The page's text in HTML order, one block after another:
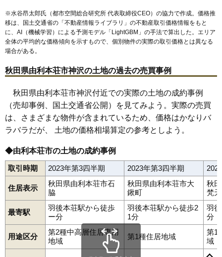
東由利老方 0.8万円 101万円 -17.6%
65 大谷 0.7万円 437万円 -24.4%
※水谷昂太郎氏（都市空間総合研究所 代表取締役CEO）の協力で作成。価格推
移は、国土交通省の「不動産情報ライブラリ 」の不動産取引価格情報をもと
に、AI（機械学習）による予測モデル「LightGBM」の手法で算出した。エリア
全体の平均的な価格傾向を示すもので、個別物件の実際の取引価格とは異なる
場合がある。
秋田県由利本荘市神沢の土地の過去の売買事例
秋田県由利本荘市神沢付近での実際の土地の成約事例
（売却事例、国土交通省公開）を見てみよう。実際の売買
は、さまざまな物件が含まれているため、価格はかなりバ
ラバラだが、 土地の価格相場算定の参考としよう。
◆由利本荘市の土地の成約事例
取引時期 2023年第3四半期 2023年第3四半期
住居表示
秋田県由利本荘市石
脇
秋田県由利本荘市大
鍬町
秋
梵天
最寄駅
羽後本荘駅から徒歩
ー分
羽後本荘駅から徒歩2
1分
羽
分
用途区分
第2種中高層住居専用
地域
第1種住居地域
第1
域
赤沼下 荒町石脇 一番堰井戸尻岩城赤平岩城勝手岩城二古
岩谷町裏尾崎町 大内三川
御門桜小路